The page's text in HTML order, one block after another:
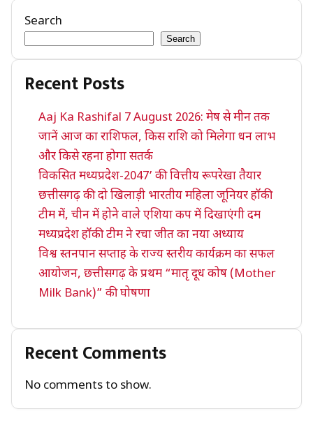
Search
Search
Recent Posts
Aaj Ka Rashifal 7 August 2026: मेष से मीन तक
जानें आज का राशिफल, किस राशि को मिलेगा धन लाभ
और किसे रहना होगा सतर्क
विकसित मध्यप्रदेश-2047’ की वित्तीय रूपरेखा तैयार
छत्तीसगढ़ की दो खिलाड़ी भारतीय महिला जूनियर हॉकी
टीम में, चीन में होने वाले एशिया कप में दिखाएंगी दम
मध्यप्रदेश हॉकी टीम ने रचा जीत का नया अध्याय
विश्व स्तनपान सप्ताह के राज्य स्तरीय कार्यक्रम का सफल
आयोजन, छत्तीसगढ़ के प्रथम “मातृ दूध कोष (Mother
Milk Bank)” की घोषणा
Recent Comments
No comments to show.